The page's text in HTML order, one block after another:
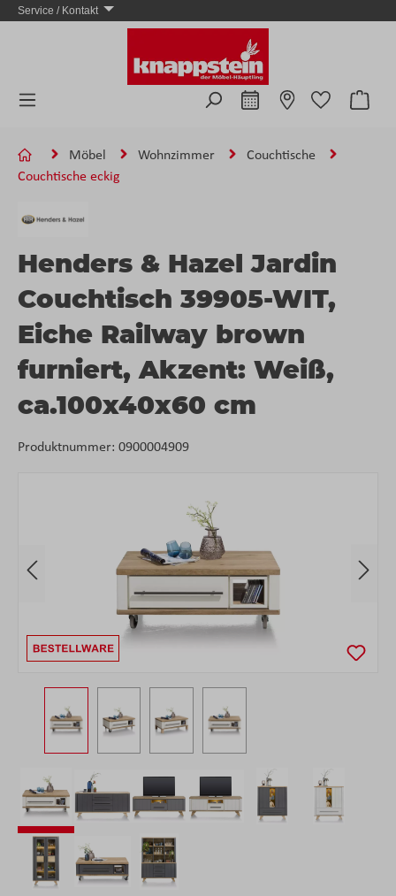
Zum Hauptinhalt springen
Service / Kontakt
Möbel Wohnzimmer
Couchtische
Couchtische eckig
Henders & Hazel Jardin
Couchtisch 39905-WIT,
Eiche Railway brown
furniert, Akzent: Weiß,
ca.100x40x60 cm
Produktnummer: 0900004909